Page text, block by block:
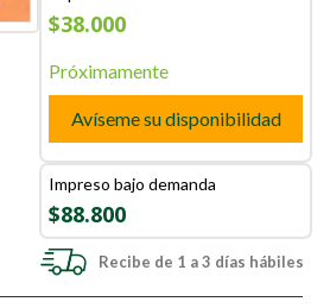
$38.000
Próximamente
Avíseme su disponibilidad
Impreso bajo demanda
$88.800
Recibe de 1 a 3 días hábiles